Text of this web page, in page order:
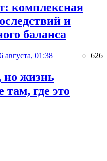
комплексная
и
баланса
августа, 01:38 626
но жизнь
там, где это